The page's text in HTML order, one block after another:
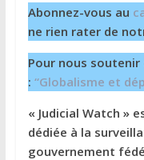
Abonnez-vous au
ne rien rater de
Pour nous
: “Globalisme et
« Judicial Watch »
dédiée à la
gouvernement